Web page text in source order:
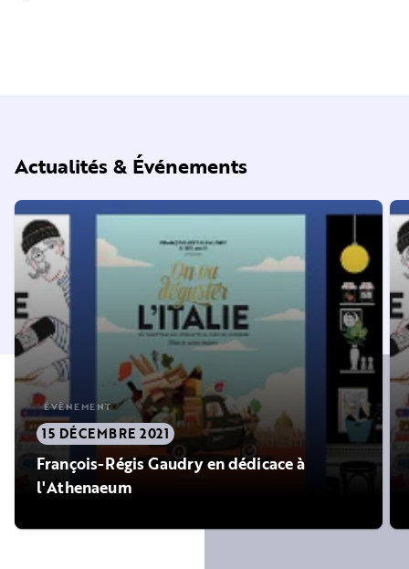
Actualités & Événements
ÉVÈNEMENT
15 DÉCEMBRE 2021
François-Régis Gaudry en dédicace à
l'Athenaeum